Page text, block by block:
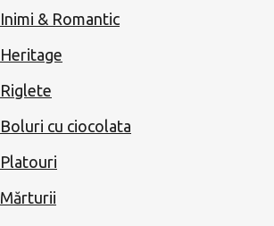
Inimi & Romantic
Heritage
Riglete
Boluri cu ciocolata
Platouri
Mărturii